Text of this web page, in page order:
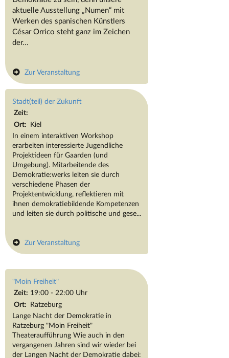
aktuelle Ausstellung „Numen“ mit
Werken des spanischen Künstlers
César Orrico steht ganz im Zeichen
der...
Zur Veranstaltung
Stadt(teil) der Zukunft
Zeit:
Ort: Kiel
In einem interaktiven Workshop
erarbeiten interessierte Jugendliche
Projektideen für Gaarden (und
Umgebung). Mitarbeitende des
Demokratie:werks leiten sie durch
verschiedene Phasen der
Projektentwicklung, reflektieren mit
ihnen demokratiebildende Kompetenzen
und leiten sie durch politische und gese...
Zur Veranstaltung
"Moin Freiheit"
Zeit: 19:00 - 22:00 Uhr
Ort: Ratzeburg
Lange Nacht der Demokratie in
Ratzeburg "Moin Freiheit"
Theateraufführung Wie auch in den
vergangenen Jahren sind wir wieder bei
der Langen Nacht der Demokratie dabei: